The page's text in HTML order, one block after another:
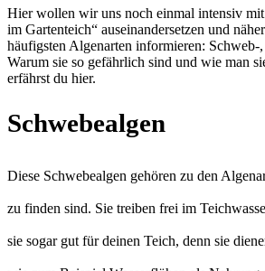
Hier wollen wir uns noch einmal intensiv
im Gartenteich“ auseinandersetzen und
häufigsten Algenarten informieren: Schweb-
Warum sie so gefährlich sind und wie man
erfährst du hier.
Schwebealgen
Diese Schwebealgen gehören zu den
zu finden sind. Sie treiben frei im
sie sogar gut für deinen Teich, denn sie